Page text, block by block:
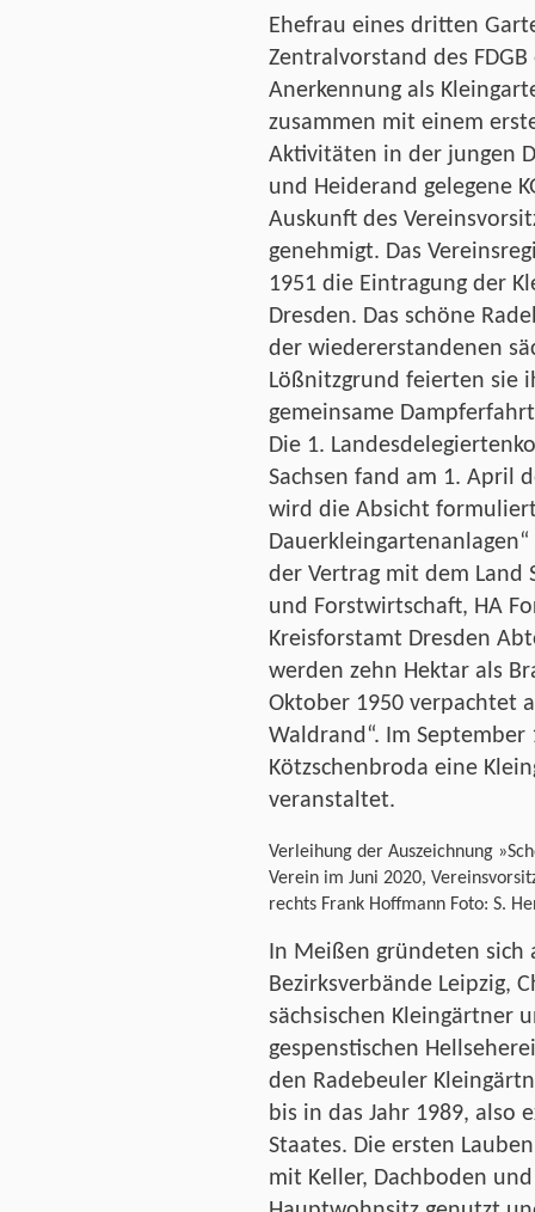
Ehefrau eines dritten
Zentralvorstand des
Anerkennung als
zusammen mit einem
Aktivitäten in der jungen
und Heiderand gelegene
Auskunft des
genehmigt. Das
1951 die Eintragung der
Dresden. Das schöne
der wiedererstandenen
Lößnitzgrund feierten sie
gemeinsame
Die 1.
Sachsen fand am 1. April
wird die Absicht
der Vertrag mit dem Land
und Forstwirtschaft, HA
Kreisforstamt Dresden
werden zehn Hektar als
Oktober 1950 verpachtet
Waldrand“. Im
Kötzschenbroda eine
veranstaltet.
Verleihung der Auszeichnung
Verein im Juni 2020,
rechts Frank Hoffmann Foto: S.
In Meißen gründeten sich
Bezirksverbände Leipzig,
sächsischen Kleingärtner
gespenstischen
den Radebeuler
bis in das Jahr 1989, also
Staates. Die ersten
mit Keller, Dachboden